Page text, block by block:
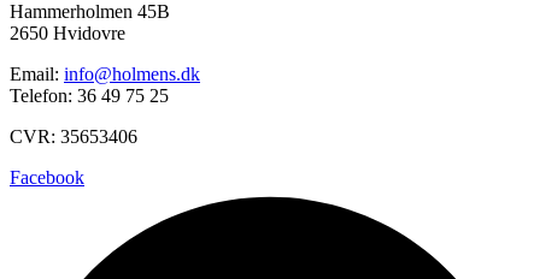
Hammerholmen 45B
2650 Hvidovre
Email: info@holmens.dk
Telefon: 36 49 75 25
CVR: 35653406
Facebook